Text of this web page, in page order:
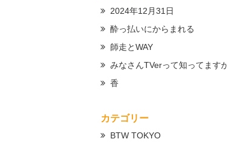
2024年12月31日
酔っ払いにからまれる
師走とWAY
みなさんTVerって知ってます
香
カテゴリー
BTW TOKYO